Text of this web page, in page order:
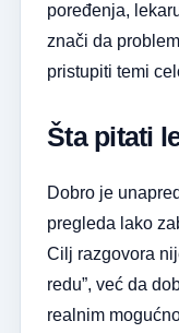
poređenja,
znači da
pristupiti temi
Šta pitati
Dobro je
pregleda lako
Cilj razgovora
redu”, već da
realnim